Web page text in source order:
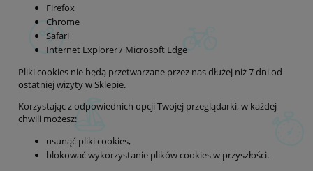
Firefox
Chrome
Safari
Internet Explorer / Microsoft Edge
Pliki cookies nie będą przetwarzane przez nas dłużej niż 7 dni od
ostatniej wizyty w Sklepie.
Korzystając z odpowiednich opcji Twojej przeglądarki, w każdej
chwili możesz:
usunąć pliki cookies,
blokować wykorzystanie plików cookies w przyszłości.